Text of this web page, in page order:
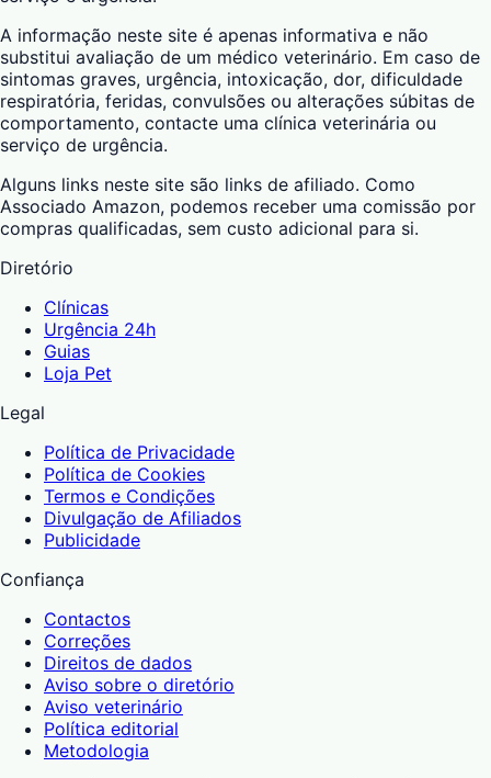
A informação neste site é apenas informativa e não
substitui avaliação de um médico veterinário. Em caso de
sintomas graves, urgência, intoxicação, dor, dificuldade
respiratória, feridas, convulsões ou alterações súbitas de
comportamento, contacte uma clínica veterinária ou
serviço de urgência.
Alguns links neste site são links de afiliado. Como
Associado Amazon, podemos receber uma comissão por
compras qualificadas, sem custo adicional para si.
Diretório
Clínicas
Urgência 24h
Guias
Loja Pet
Legal
Política de Privacidade
Política de Cookies
Termos e Condições
Divulgação de Afiliados
Publicidade
Confiança
Contactos
Correções
Direitos de dados
Aviso sobre o diretório
Aviso veterinário
Política editorial
Metodologia